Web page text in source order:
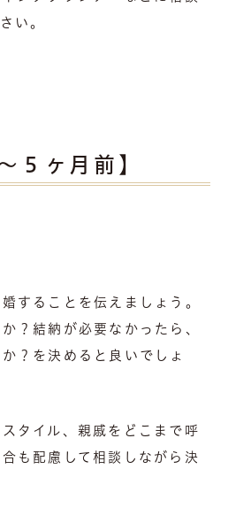
い。
５ヶ月前】
することを伝えましょう。
？結納が必要なかったら、
？を決めると良いでしょ
タイル、親戚をどこまで呼
も配慮して相談しながら決